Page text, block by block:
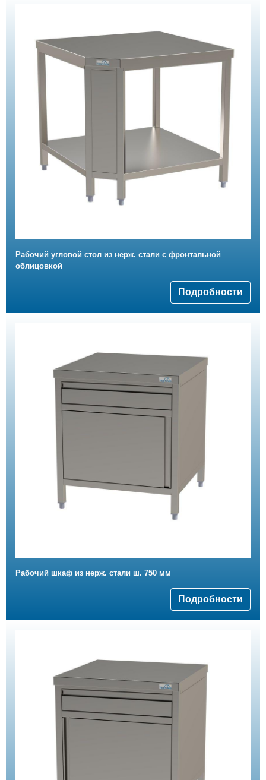
Рабочий угловой стол из нерж. стали с фронтальной
облицовкой
Подробности
Рабочий шкаф из нерж. стали ш. 750 мм
Подробности